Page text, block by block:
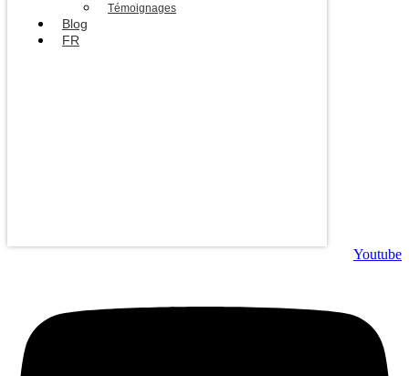
Témoignages
Blog
FR
Youtube